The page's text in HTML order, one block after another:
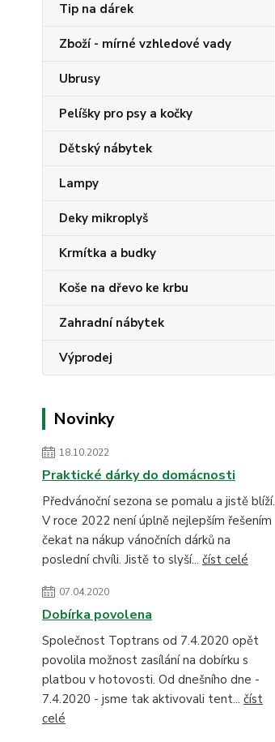
Tip na dárek
Zboží - mírné vzhledové vady
Ubrusy
Pelíšky pro psy a kočky
Dětský nábytek
Lampy
Deky mikroplyš
Krmítka a budky
Koše na dřevo ke krbu
Zahradní nábytek
Výprodej
Novinky
18.10.2022
Praktické dárky do domácnosti
Předvánoční sezona se pomalu a jistě blíží.
V roce 2022 není úplně nejlepším řešením
čekat na nákup vánočních dárků na
poslední chvíli. Jistě to slyší... číst celé
07.04.2020
Dobírka povolena
Společnost Toptrans od 7.4.2020 opět
povolila možnost zasílání na dobírku s
platbou v hotovosti. Od dnešního dne -
7.4.2020 - jsme tak aktivovali tent... číst
celé